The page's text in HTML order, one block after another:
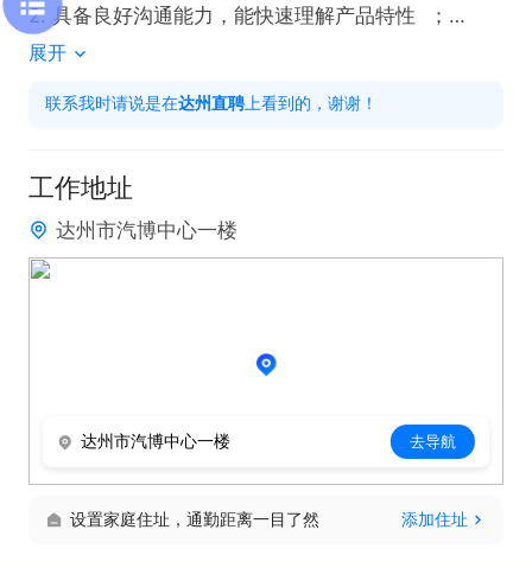
2. 具备良好沟通能力，能快速理解产品特性  ；
3. 熟悉电话沟通流程，具备较强抗压能力 。
展开
联系我时请说是在达州直聘 上看到的，谢谢！
工作地址
达州市汽博中心一楼
达州市汽博中心一楼 去导航
设置家庭住址，通勤距离一目了然 添加住址